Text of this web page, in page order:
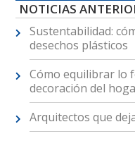
NOTICIAS
Sustentabilidad:
desechos plásticos
Cómo equilibrar lo
decoración del
Arquitectos que